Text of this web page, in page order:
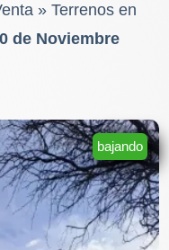
» Terrenos en
de Noviembre
bajando